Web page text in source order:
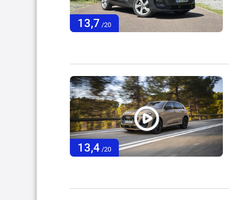
13,7 /20
13,4 /20